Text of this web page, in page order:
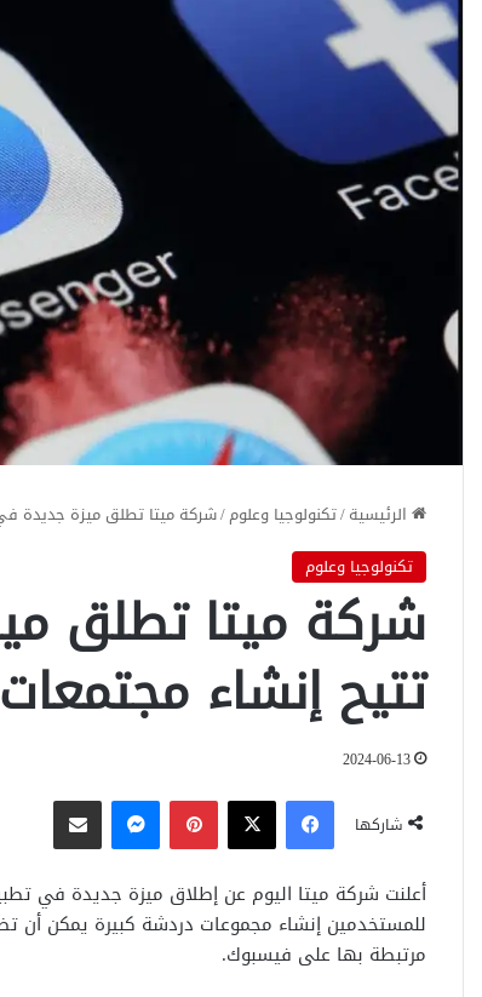
الرئيسية/تكنولوجيا وعلوم/شركة ميتا تطلق ميزة جديدة
تكنولوجيا وعلوم
شركة ميتا تطلق
تتيح إنشاء
2024-06-13
شاركها
فيسبوك ‫X بينتيريست
مرتبطة بها على فيسبوك.